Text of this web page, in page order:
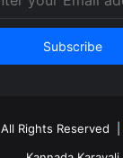
Rights Reserved |